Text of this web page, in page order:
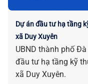
Dự án đầu tư hạ tầng
xã Duy Xuyên
UBND thành phố
đầu tư hạ tầng kỹ
xã Duy Xuyên.